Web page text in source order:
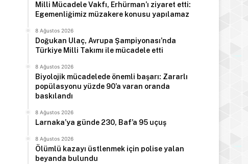
Milli Mücadele Vakfı, Erhürman’ı ziyaret etti:
Egemenliğimiz müzakere konusu yapılamaz
8 Ağustos 2026
Doğukan Ulaç, Avrupa Şampiyonası’nda
Türkiye Milli Takımı ile mücadele etti
8 Ağustos 2026
Biyolojik mücadelede önemli başarı: Zararlı
popülasyonu yüzde 90’a varan oranda
baskılandı
8 Ağustos 2026
Larnaka’ya günde 230, Baf’a 95 uçuş
8 Ağustos 2026
Ölümlü kazayı üstlenmek için polise yalan
beyanda bulundu